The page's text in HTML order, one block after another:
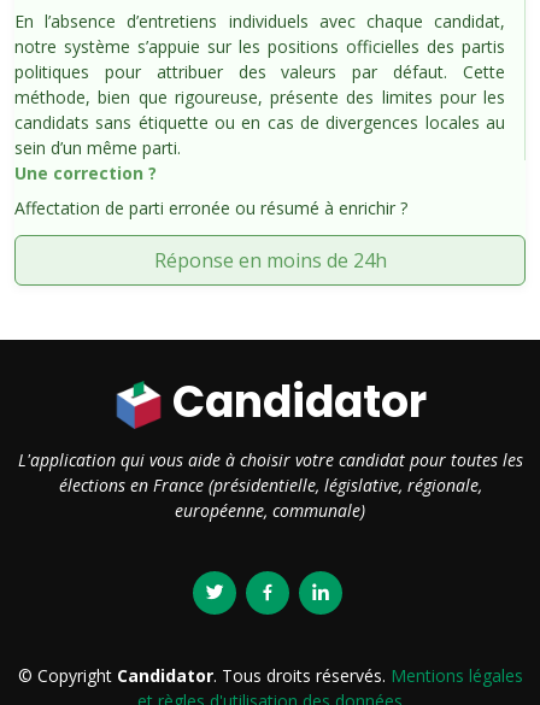
En l’absence d’entretiens individuels avec chaque candidat,
notre système s’appuie sur les positions officielles des partis
politiques pour attribuer des valeurs par défaut. Cette
méthode, bien que rigoureuse, présente des limites pour les
candidats sans étiquette ou en cas de divergences locales au
sein d’un même parti.
Une correction ?
Affectation de parti erronée ou résumé à enrichir ?
Réponse en moins de 24h
Candidator
L'application qui vous aide à choisir votre candidat pour toutes les
élections en France (présidentielle, législative, régionale,
européenne, communale)
© Copyright Candidator. Tous droits réservés. Mentions légales